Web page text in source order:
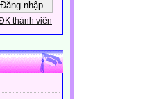
thành viên